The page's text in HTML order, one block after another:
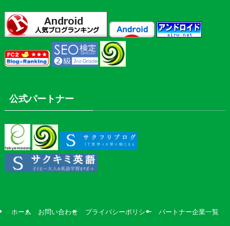
公式パートナー
ホーム お問い合わせ プライバシーポリシー パートナー企業一覧